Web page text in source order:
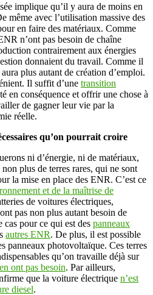
implique qu’il y aura de moins en
même avec l’utilisation massive des
en faire des matériaux. Comme
n’ont pas besoin de chaîne
contrairement aux énergies
donnaient du travail. Comme il
plus autant de création d’emploi.
Il suffit d’une transition
en conséquence et offrir une chose à
de gagner leur vie par la
réelle.
qu’on pourrait croire
ni d’énergie, ni de matériaux,
plus de terres rares, qui ne sont
la mise en place des ENR. C’est ce
et de la maîtrise de
de voitures électriques,
pas non plus autant besoin de
cas pour ce qui est des panneaux
autres ENR. De plus, il est possible
panneaux photovoltaïque. Ces terres
qu’on travaille déjà sur
ont pas besoin. Par ailleurs,
que la voiture électrique n’est
diesel.